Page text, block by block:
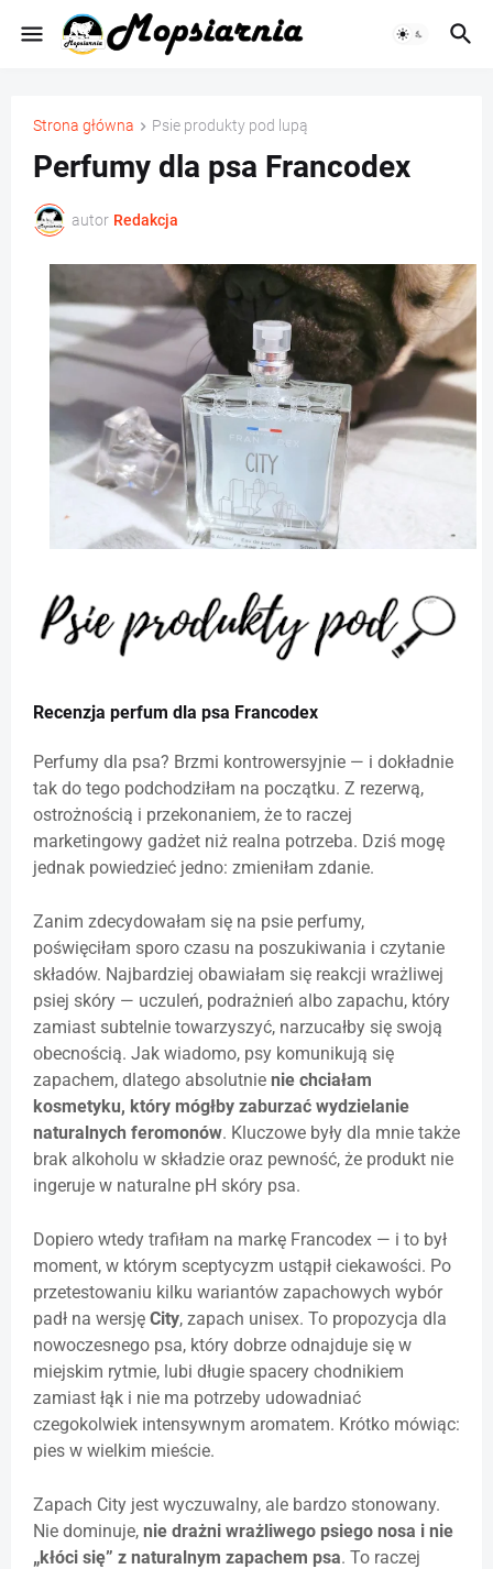
Strona główna Psie produkty pod lupą
Perfumy dla psa Francodex
autor Redakcja
Recenzja perfum dla psa Francodex
Perfumy dla psa? Brzmi kontrowersyjnie — i dokładnie
tak do tego podchodziłam na początku. Z rezerwą,
ostrożnością i przekonaniem, że to raczej
marketingowy gadżet niż realna potrzeba. Dziś mogę
jednak powiedzieć jedno: zmieniłam zdanie.
Zanim zdecydowałam się na psie perfumy,
poświęciłam sporo czasu na poszukiwania i czytanie
składów. Najbardziej obawiałam się reakcji wrażliwej
psiej skóry — uczuleń, podrażnień albo zapachu, który
zamiast subtelnie towarzyszyć, narzucałby się swoją
obecnością. Jak wiadomo, psy komunikują się
zapachem, dlatego absolutnie nie chciałam
kosmetyku, który mógłby zaburzać wydzielanie
naturalnych feromonów. Kluczowe były dla mnie także
brak alkoholu w składzie oraz pewność, że produkt nie
ingeruje w naturalne pH skóry psa.
Dopiero wtedy trafiłam na markę Francodex — i to był
moment, w którym sceptycyzm ustąpił ciekawości. Po
przetestowaniu kilku wariantów zapachowych wybór
padł na wersję City, zapach unisex. To propozycja dla
nowoczesnego psa, który dobrze odnajduje się w
miejskim rytmie, lubi długie spacery chodnikiem
zamiast łąk i nie ma potrzeby udowadniać
czegokolwiek intensywnym aromatem. Krótko mówiąc:
pies w wielkim mieście.
Zapach City jest wyczuwalny, ale bardzo stonowany.
Nie dominuje, nie drażni wrażliwego psiego nosa i nie
„kłóci się” z naturalnym zapachem psa. To raczej